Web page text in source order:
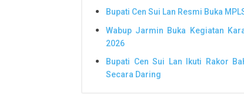
Bupati Cen Sui Lan Resmi Buka
Wabup Jarmin Buka Kegiatan
2026
Bupati Cen Sui Lan Ikuti Rakor
Secara Daring